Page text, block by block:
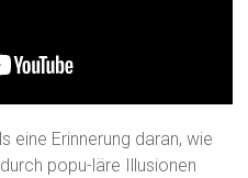
eine Erinnerung daran, wie
popu-läre Illusionen